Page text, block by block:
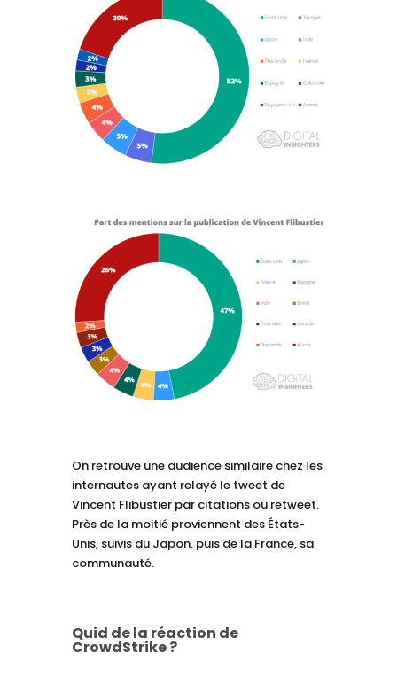
On retrouve une audience similaire chez les
internautes ayant relayé le tweet de
Vincent Flibustier par citations ou retweet.
Près de la moitié proviennent des États-
Unis, suivis du Japon, puis de la France, sa
communauté.
Quid de la réaction de
CrowdStrike ?